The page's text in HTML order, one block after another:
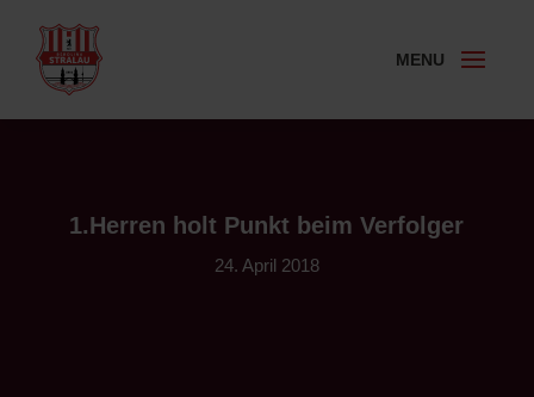
1.Herren holt Punkt beim Verfolger
24. April 2018